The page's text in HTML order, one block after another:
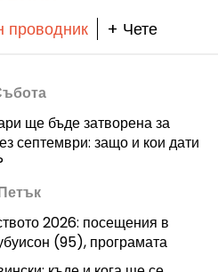
+ Чете
ще бъде затворена за
септември: защо и кои дати
2026: посещения в
(95), програмата